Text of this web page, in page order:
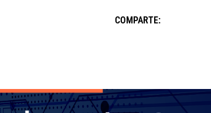
COMPARTE: